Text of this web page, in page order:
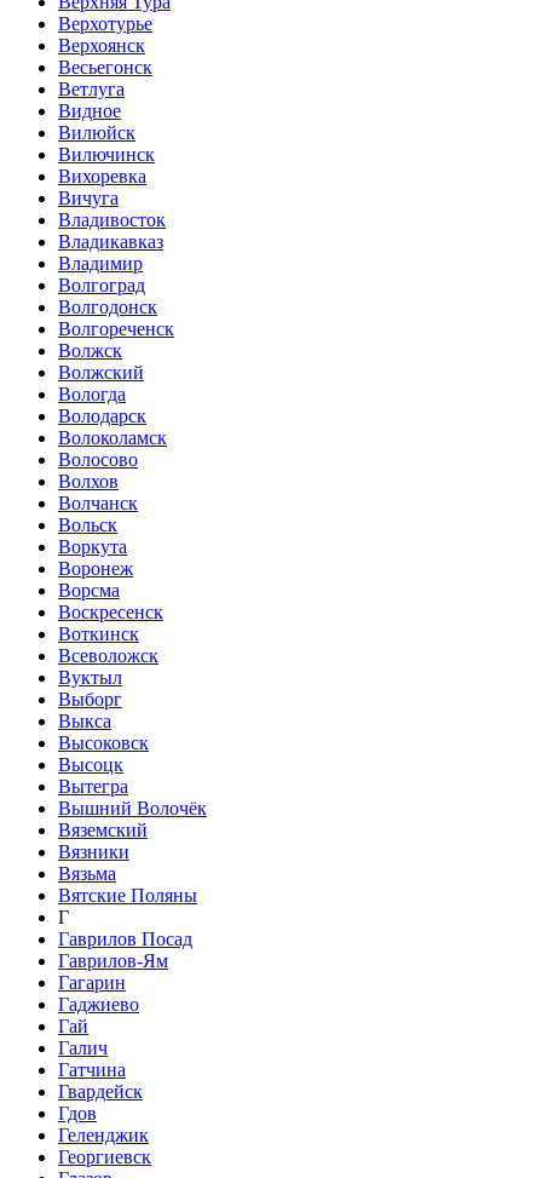
Верхотурье
Верхоянск
Весьегонск
Ветлуга
Видное
Вилюйск
Вилючинск
Вихоревка
Вичуга
Владивосток
Владикавказ
Владимир
Волгоград
Волгодонск
Волгореченск
Волжск
Волжский
Вологда
Володарск
Волоколамск
Волосово
Волхов
Волчанск
Вольск
Воркута
Воронеж
Ворсма
Воскресенск
Воткинск
Всеволожск
Вуктыл
Выборг
Выкса
Высоковск
Высоцк
Вытегра
Вышний Волочёк
Вяземский
Вязники
Вязьма
Вятские Поляны
Г
Гаврилов Посад
Гаврилов-Ям
Гагарин
Гаджиево
Гай
Галич
Гатчина
Гвардейск
Гдов
Геленджик
Георгиевск